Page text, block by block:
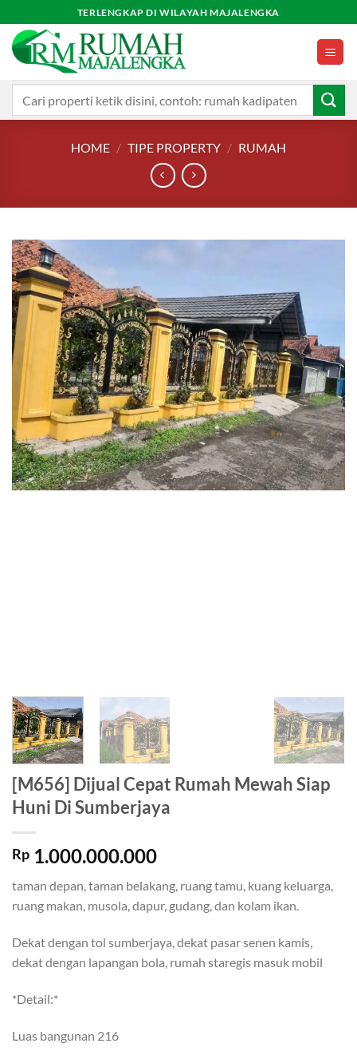
to
content
TERLENGKAP DI WILAYAH MAJALENGKA
HOME / TIPE PROPERTY / RUMAH
[M656] Dijual Cepat Rumah Mewah Siap
Huni Di Sumberjaya
Rp 1.000.000.000
taman depan, taman belakang, ruang tamu, kuang keluarga,
ruang makan, musola, dapur, gudang, dan kolam ikan.
Dekat dengan tol sumberjaya, dekat pasar senen kamis,
dekat dengan lapangan bola, rumah staregis masuk mobil
*Detail:*
Luas bangunan 216